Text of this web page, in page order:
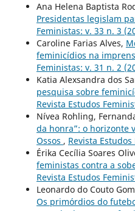
Ana Helena Baptista
Presidentas legislam
Feministas: v. 33 n. 3
Caroline Farias Alves,
feminicídios na
Feministas: v. 31 n. 2
Katia Alexsandra dos
pesquisa sobre
Revista Estudos
Nívea Rohling,
da honra”: o horizonte
Ossos , Revista
Érika Cecília Soares
feministas contra a
Revista Estudos
Leonardo do Couto
Os primórdios do